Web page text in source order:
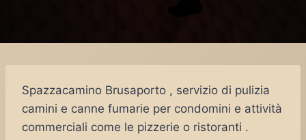
Spazzacamino Brusaporto , servizio di pulizia
camini e canne fumarie per condomini e attività
commerciali come le pizzerie o ristoranti .